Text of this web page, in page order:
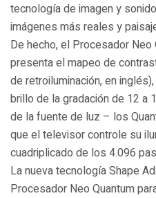
tecnología de imagen y
imágenes más reales y
De hecho, el Procesador Neo
presenta el mapeo de
de retroiluminación, en
brillo de la gradación de 12 a
de la fuente de luz – los
que el televisor controle su
cuadriplicado de los 4.096
La nueva tecnología Shape
Procesador Neo Quantum